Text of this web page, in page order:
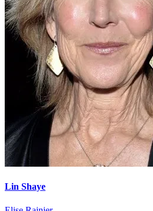
Lin Shaye